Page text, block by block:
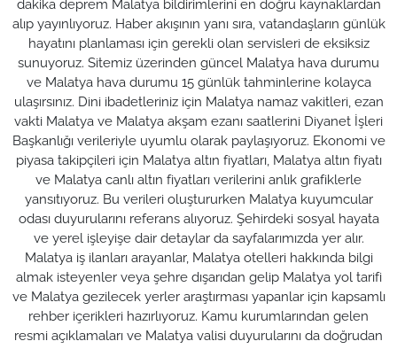
dakika deprem Malatya bildirimlerini en doğru kaynaklardan
alıp yayınlıyoruz. Haber akışının yanı sıra, vatandaşların günlük
hayatını planlaması için gerekli olan servisleri de eksiksiz
sunuyoruz. Sitemiz üzerinden güncel Malatya hava durumu
ve Malatya hava durumu 15 günlük tahminlerine kolayca
ulaşırsınız. Dini ibadetleriniz için Malatya namaz vakitleri, ezan
vakti Malatya ve Malatya akşam ezanı saatlerini Diyanet İşleri
Başkanlığı verileriyle uyumlu olarak paylaşıyoruz. Ekonomi ve
piyasa takipçileri için Malatya altın fiyatları, Malatya altın fiyatı
ve Malatya canlı altın fiyatları verilerini anlık grafiklerle
yansıtıyoruz. Bu verileri oluştururken Malatya kuyumcular
odası duyurularını referans alıyoruz. Şehirdeki sosyal hayata
ve yerel işleyişe dair detaylar da sayfalarımızda yer alır.
Malatya iş ilanları arayanlar, Malatya otelleri hakkında bilgi
almak isteyenler veya şehre dışarıdan gelip Malatya yol tarifi
ve Malatya gezilecek yerler araştırması yapanlar için kapsamlı
rehber içerikleri hazırlıyoruz. Kamu kurumlarından gelen
resmi açıklamaları ve Malatya valisi duyurularını da doğrudan